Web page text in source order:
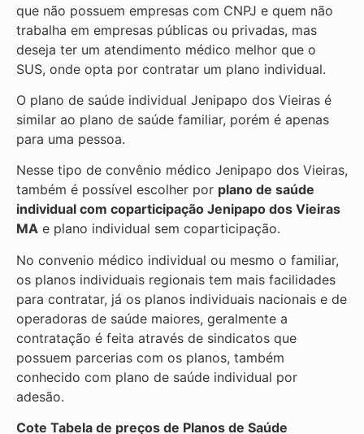
que não possuem empresas com CNPJ e quem não
trabalha em empresas públicas ou privadas, mas
deseja ter um atendimento médico melhor que o
SUS, onde opta por contratar um plano individual.
O plano de saúde individual Jenipapo dos Vieiras é
similar ao plano de saúde familiar, porém é apenas
para uma pessoa.
Nesse tipo de convênio médico Jenipapo dos Vieiras,
também é possível escolher por plano de saúde
individual com coparticipação Jenipapo dos Vieiras
MA e plano individual sem coparticipação.
No convenio médico individual ou mesmo o familiar,
os planos individuais regionais tem mais facilidades
para contratar, já os planos individuais nacionais e de
operadoras de saúde maiores, geralmente a
contratação é feita através de sindicatos que
possuem parcerias com os planos, também
conhecido com plano de saúde individual por
adesão.
Cote Tabela de preços de Planos de Saúde